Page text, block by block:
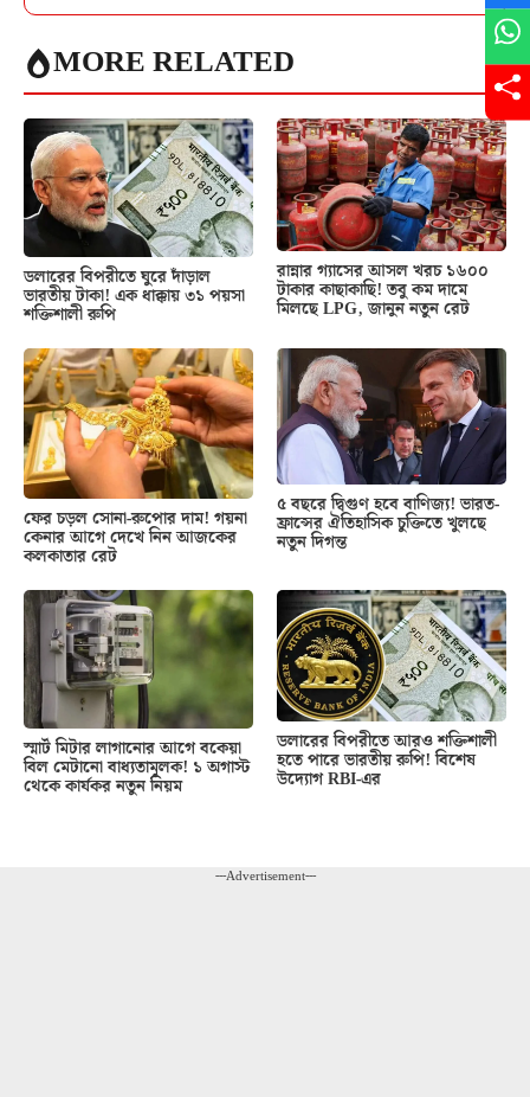
MORE RELATED
ডলারের বিপরীতে ঘুরে দাঁড়াল
ভারতীয় টাকা! এক ধাক্কায় ৩১ পয়সা
শক্তিশালী রুপি
রান্নার গ্যাসের আসল খরচ ১৬০০
টাকার কাছাকাছি! তবু কম দামে
মিলছে LPG, জানুন নতুন রেট
ফের চড়ল সোনা-রুপোর দাম! গয়না
কেনার আগে দেখে নিন আজকের
কলকাতার রেট
৫ বছরে দ্বিগুণ হবে বাণিজ্য! ভারত-
ফ্রান্সের ঐতিহাসিক চুক্তিতে খুলছে
নতুন দিগন্ত
স্মার্ট মিটার লাগানোর আগে বকেয়া
বিল মেটানো বাধ্যতামূলক! ১ অগাস্ট
থেকে কার্যকর নতুন নিয়ম
ডলারের বিপরীতে আরও শক্তিশালী
হতে পারে ভারতীয় রুপি! বিশেষ
উদ্যোগ RBI-এর
---Advertisement---